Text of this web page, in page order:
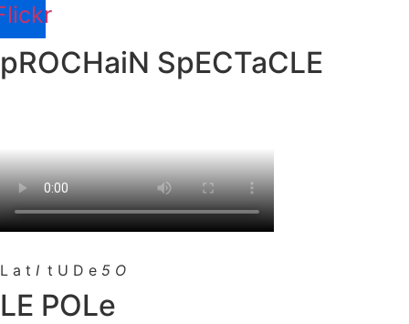
pROCHaiN SpECTaCLE
L a t I t U D e 5 O
LE POLe